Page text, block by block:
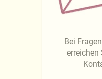
Bei
erreichen